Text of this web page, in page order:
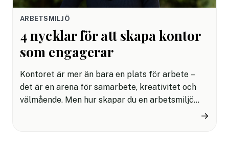
ARBETSMILJÖ
4 nycklar för att skapa kontor
som engagerar
Kontoret är mer än bara en plats för arbete –
det är en arena för samarbete, kreativitet och
välmående. Men hur skapar du en arbetsmiljö
→